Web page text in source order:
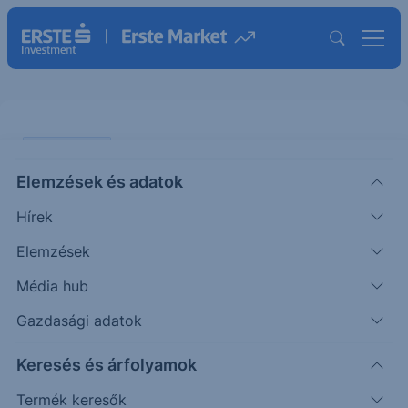
Elemzések és adatok
Hírek
Elemzések
Média hub
Gazdasági adatok
Keresés és árfolyamok
Termék keresők
Zoltán
Bizonyára mindenki rácsodálkozott, milyen nagy